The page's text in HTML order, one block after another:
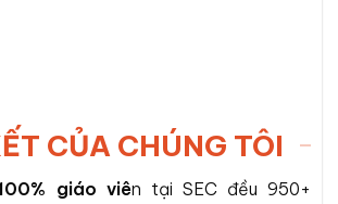
CỦA CHÚNG TÔI
giáo viên tại SEC đều 950+